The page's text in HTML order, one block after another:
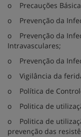
o
Precauções
o
Prevenção da
o
Prevenção da
Intravasculares;
o
Prevenção da
o
Vigilância da
o
Política de
o
Politica de
o
Politica de
prevenção das